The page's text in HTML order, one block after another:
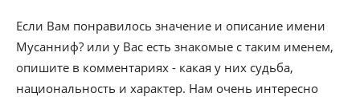
Если Вам понравилось значение и описание имени
Мусанниф? или у Вас есть знакомые с таким именем,
опишите в комментариях - какая у них судьба,
национальность и характер. Нам очень интересно